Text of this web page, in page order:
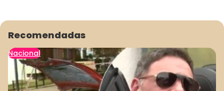
Recomendadas
Nacional